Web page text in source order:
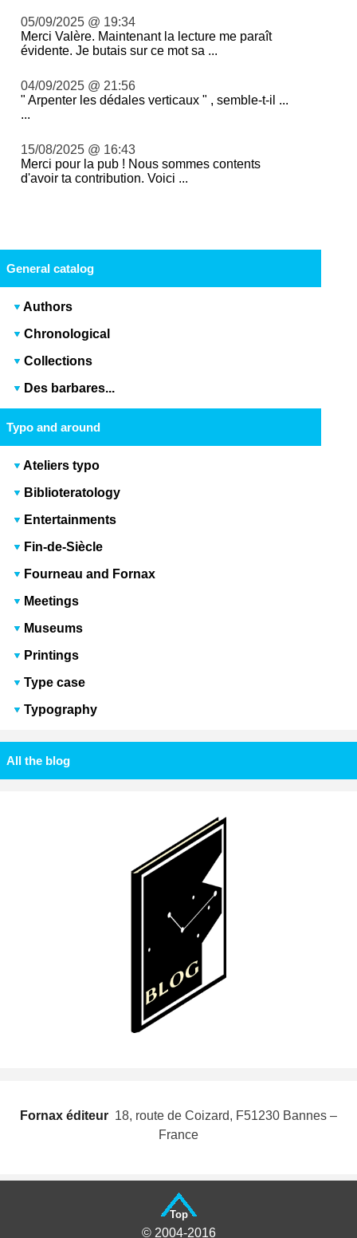
05/09/2025 @ 19:34
Merci Valère. Maintenant la lecture me paraît
évidente. Je butais sur ce mot sa ...
04/09/2025 @ 21:56
" Arpenter les dédales verticaux " , semble-t-il ...
...
15/08/2025 @ 16:43
Merci pour la pub ! Nous sommes contents
d'avoir ta contribution. Voici ...
General catalog
Authors
Chronological
Collections
Des barbares...
Typo and around
Ateliers typo
Biblioteratology
Entertainments
Fin-de-Siècle
Fourneau and Fornax
Meetings
Museums
Printings
Type case
Typography
All the blog
Fornax éditeur  18, route de Coizard, F51230 Bannes –
France
Top
© 2004-2016